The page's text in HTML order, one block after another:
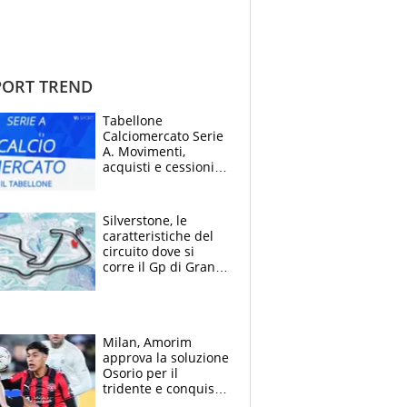
TREND
Tabellone
Calciomercato Serie
A. Movimenti,
acquisti e cessioni:
Silverstone, le
caratteristiche del
circuito dove si
corre il Gp di Gran
Milan, Amorim
approva la soluzione
Osorio per il
tridente e conquista